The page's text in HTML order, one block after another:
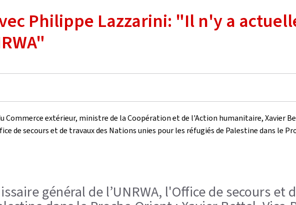
Philippe Lazzarini: "Il n'y a
extérieur, ministre de la Coopération et de l'Action humanitaire, Xavier
de secours et de travaux des Nations unies pour les réfugiés de Palestine dans le
général de l’UNRWA, l'Office de secours et